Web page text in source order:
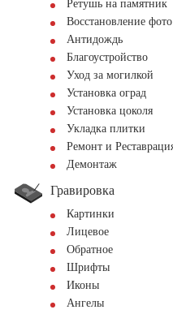
Ретушь на памятник
Восстановление фото
Антидождь
Благоустройство
Уход за могилкой
Установка оград
Установка цоколя
Укладка плитки
Ремонт и
Демонтаж
Гравировка
Картинки
Лицевое
Обратное
Шрифты
Иконы
Ангелы